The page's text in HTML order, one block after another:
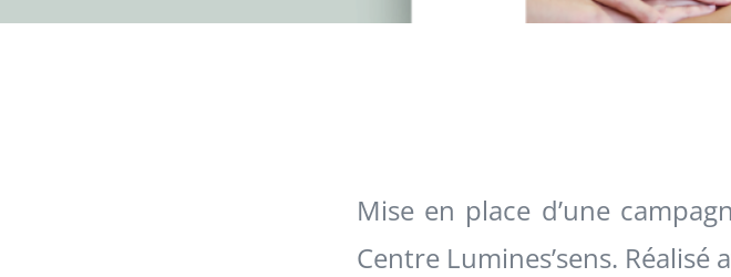
Mise en place d’une
Centre Lumines’sens. Réalisé